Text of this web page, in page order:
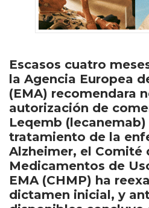
Escasos cuatro
la Agencia Europea
(EMA) recomendara
autorización de
Leqemb (lecanemab)
tratamiento de la
Alzheimer, el Comité
Medicamentos de
EMA (CHMP) ha
dictamen inicial, y